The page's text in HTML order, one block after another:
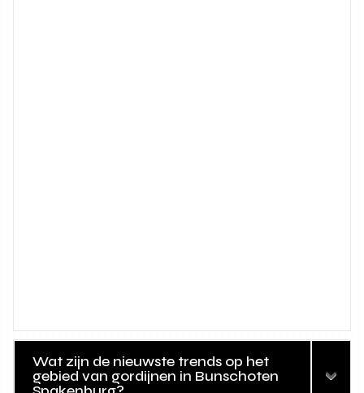
Wat zijn de nieuwste trends op het
gebied van gordijnen in Bunschoten